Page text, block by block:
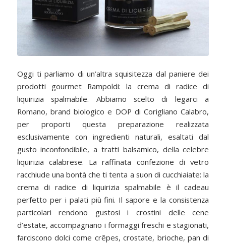
Oggi ti parliamo di un’altra squisitezza dal paniere dei
prodotti gourmet Rampoldi: la crema di radice di
liquirizia spalmabile. Abbiamo scelto di legarci a
Romano, brand biologico e DOP di Corigliano Calabro,
per proporti questa preparazione realizzata
esclusivamente con ingredienti naturali, esaltati dal
gusto inconfondibile, a tratti balsamico, della celebre
liquirizia calabrese. La raffinata confezione di vetro
racchiude una bontà che ti tenta a suon di cucchiaiate: la
crema di radice di liquirizia spalmabile è il cadeau
perfetto per i palati più fini. Il sapore e la consistenza
particolari rendono gustosi i crostini delle cene
d’estate, accompagnano i formaggi freschi e stagionati,
farciscono dolci come crêpes, crostate, brioche, pan di